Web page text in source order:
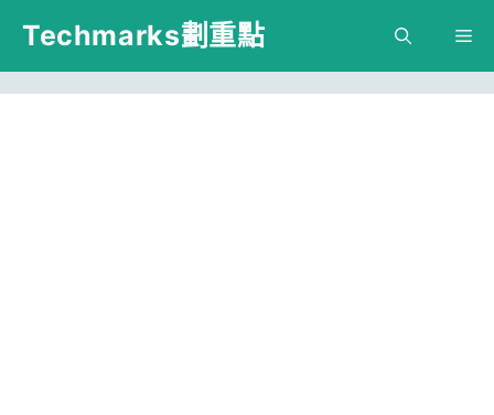
跳
主
Techmarks劃重點